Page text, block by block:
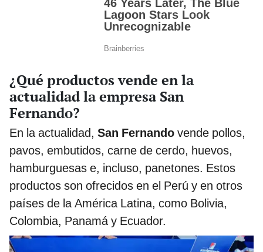
¿Qué productos vende en la
actualidad la empresa San
Fernando?
En la actualidad, San Fernando vende pollos,
pavos, embutidos, carne de cerdo, huevos,
hamburguesas e, incluso, panetones. Estos
productos son ofrecidos en el Perú y en otros
países de la América Latina, como Bolivia,
Colombia, Panamá y Ecuador.